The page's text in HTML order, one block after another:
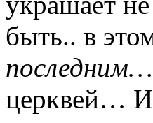
быть.. в
последним…
церквей… И